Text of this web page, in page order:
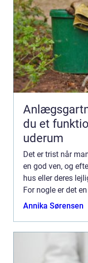
Anlægsgartner
du et
uderum
Det er trist når
en god ven, og
hus eller deres
For nogle er det
noget kan hjælpe
Annika Sørensen